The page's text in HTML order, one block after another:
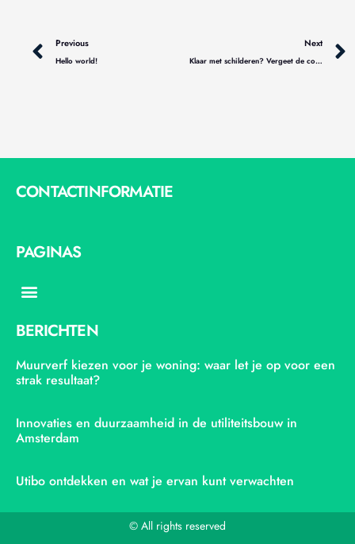
Vorige
Previous
Hello world!
Next
Klaar met schilderen? Vergeet de coating niet!
CONTACTINFORMATIE
PAGINAS
Menu
BERICHTEN
Muurverf kiezen voor je woning: waar let je op voor een
strak resultaat?
Innovaties en duurzaamheid in de utiliteitsbouw in
Amsterdam
Utibo ontdekken en wat je ervan kunt verwachten
© All rights reserved